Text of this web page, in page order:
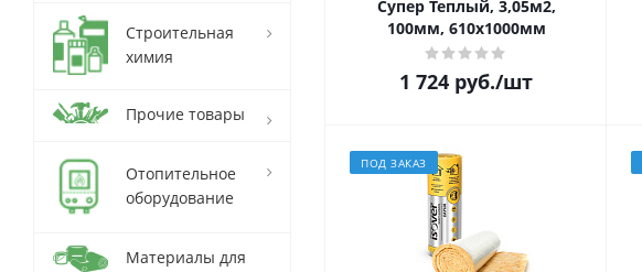
Супер Теплый, 3,05м2,
100мм, 610х1000мм
1 724 руб./шт
ПОД ЗАКАЗ
Строительная
химия
Прочие товары
Отопительное
оборудование
Материалы для